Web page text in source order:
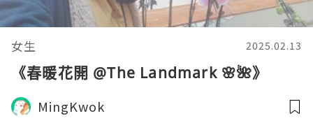
女生 2025.02.13
《春暖花開 @The Landmark 🌸🌺》
MingKwok